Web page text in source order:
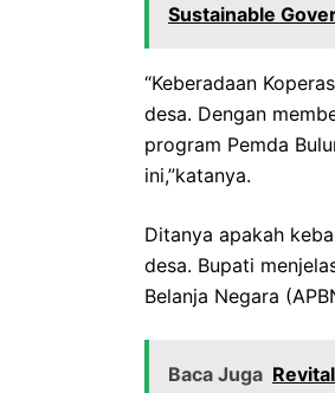
Sustainable
“Keberadaan
desa. Dengan
program Pemda
ini,”katanya.
Ditanya apakah
desa. Bupati
Belanja Negara
Baca Juga